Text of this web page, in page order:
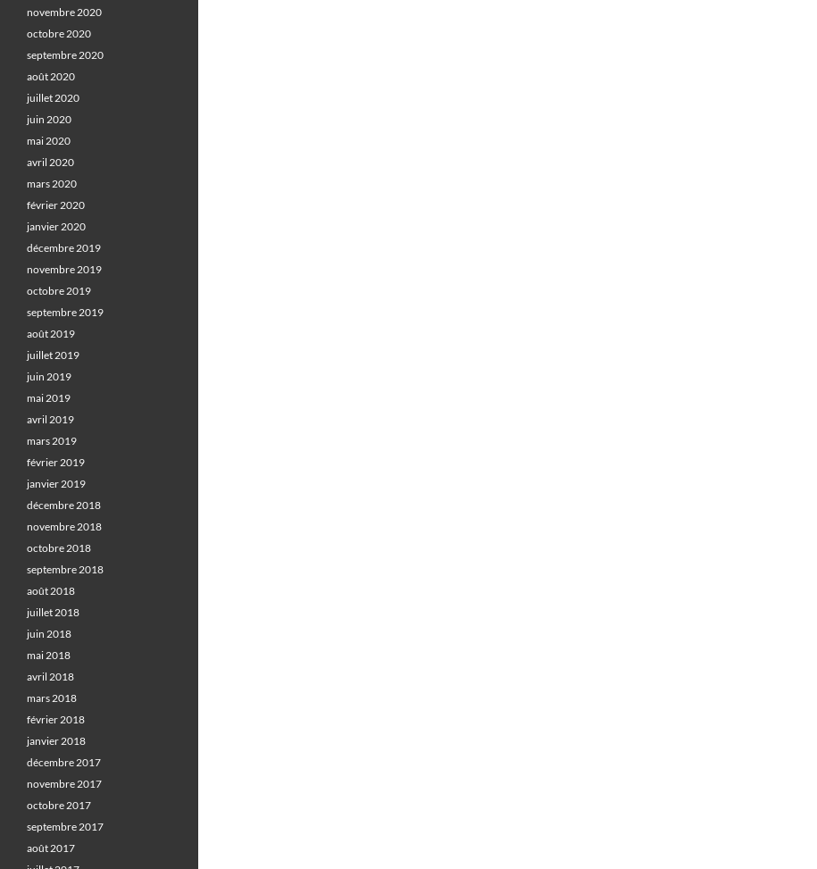
novembre 2020
octobre 2020
septembre 2020
août 2020
juillet 2020
juin 2020
mai 2020
avril 2020
mars 2020
février 2020
janvier 2020
décembre 2019
novembre 2019
octobre 2019
septembre 2019
août 2019
juillet 2019
juin 2019
mai 2019
avril 2019
mars 2019
février 2019
janvier 2019
décembre 2018
novembre 2018
octobre 2018
septembre 2018
août 2018
juillet 2018
juin 2018
mai 2018
avril 2018
mars 2018
février 2018
janvier 2018
décembre 2017
novembre 2017
octobre 2017
septembre 2017
août 2017